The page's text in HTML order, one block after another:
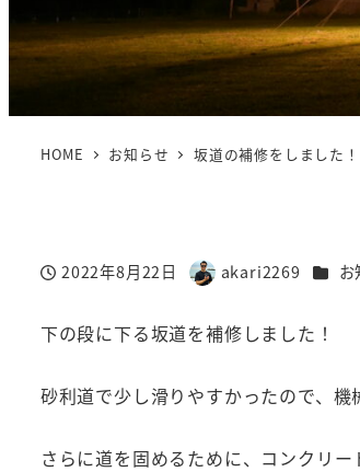
HOME お知らせ 坂道の補修をしました！
投稿日
2022年8月22日
著
akari2269 カテお
下の段に下る坂道を補修しました！
砂利道で少し滑りやすかったので、機
さらに道を固めるために、コンクリ